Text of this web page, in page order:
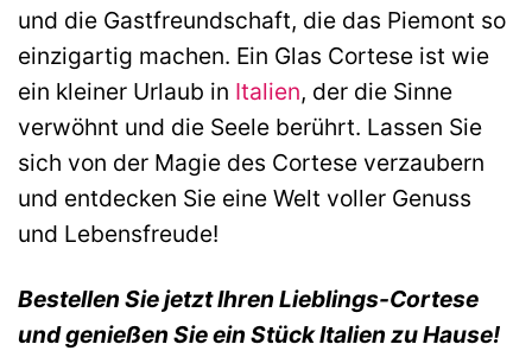
und die Gastfreundschaft, die das Piemont so
einzigartig machen. Ein Glas Cortese ist wie
ein kleiner Urlaub in Italien, der die Sinne
verwöhnt und die Seele berührt. Lassen Sie
sich von der Magie des Cortese verzaubern
und entdecken Sie eine Welt voller Genuss
und Lebensfreude!
Bestellen Sie jetzt Ihren Lieblings-Cortese
und genießen Sie ein Stück Italien zu Hause!